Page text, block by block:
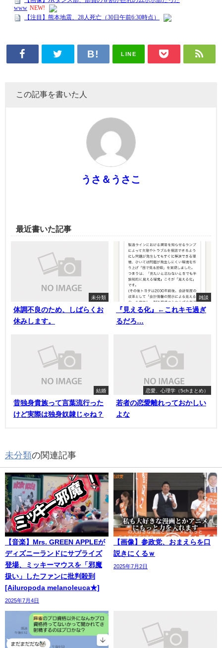
LINE
この記事を書いた人
うさ＆うさこ
最近書いた記事
未分類
体調不良のため、しばらくお
休みします。
雑談
『見える化』←これキモ過ぎ
るだろ…
結婚
昔独身貴族って言葉流行った
けど実際は独身奴隷じゃね？
恋愛、心理学（5chまとめ）
若者の恋愛離れっておかしい
よな
未分類の関連記事
【音楽】Mrs. GREEN APPLEが
ディズニーランドにサプライズ
登場、ミッキーマウスを「邪魔
扱い」したファンに批判殺到
[Ailuropoda melanoleuca★]
2025年7月4日
【画像】参政党、おまえらを口
説きにくるｗ
2025年7月2日